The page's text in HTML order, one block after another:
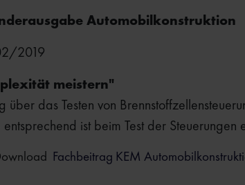
Automobilkonstruktion
2019
meistern"
über das Testen von
ist beim Test der
Fachbeitrag KEM